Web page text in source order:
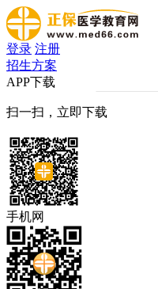
登录 注册
招生方案
APP下载
扫一扫，立即下载
手机网